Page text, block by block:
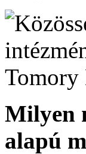
Milyen
alapú